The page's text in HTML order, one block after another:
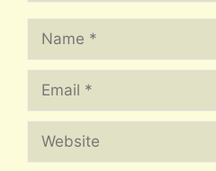
Name
Email
Website